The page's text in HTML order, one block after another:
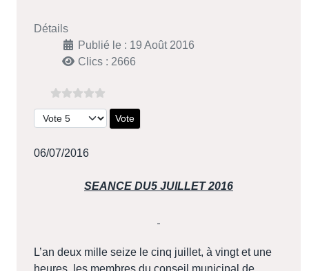
Détails
Publié le : 19 Août 2016
Clics : 2666
Veuillez voter
06/07/2016
SEANCE DU5 JUILLET 2016
L’an deux mille seize le cinq juillet, à vingt et une